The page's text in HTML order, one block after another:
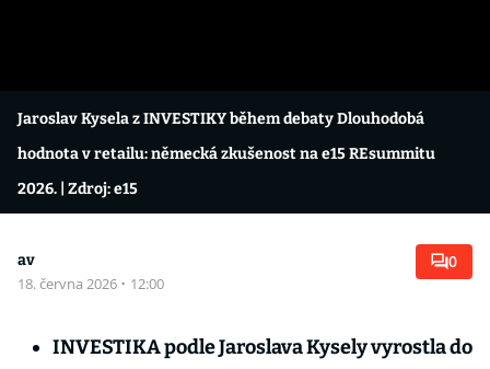
Jaroslav Kysela z INVESTIKY během debaty Dlouhodobá
hodnota v retailu: německá zkušenost na e15 REsummitu
2026. | Zdroj: e15
av
18. června 2026 · 12:00
0
INVESTIKA podle Jaroslava Kysely vyrostla do